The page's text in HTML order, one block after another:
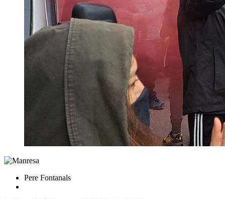
Pere Fontanals